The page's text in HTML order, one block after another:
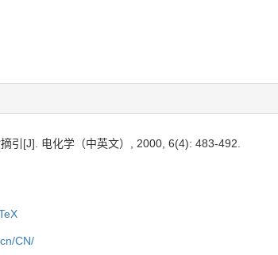
引[J]. 电化学（中英文）, 2000, 6(4): 483-492.
CN/